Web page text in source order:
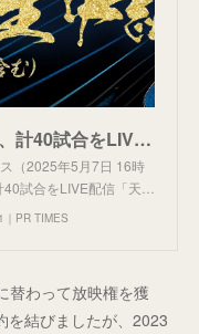
今季は配信のみを20試合追加し、計40試合をLIVE配信「天皇杯 JFA 第105回全日本サッカー選手権大会」5月24日(土)の1回戦より放送・配信決定！
（2025年5月7日 16時
試合をLIVE配信「天…
｜PR TIMES
替わって放映権を獲
を結びましたが、2023